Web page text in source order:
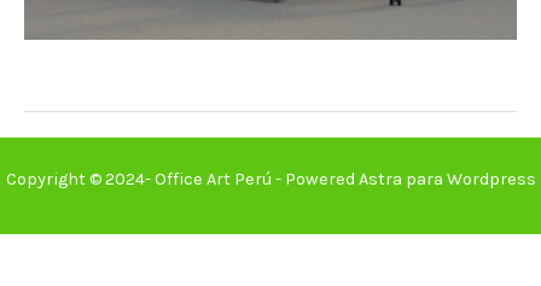
Copyright © 2024- Office Art Perú - Powered Astra para Wordpress